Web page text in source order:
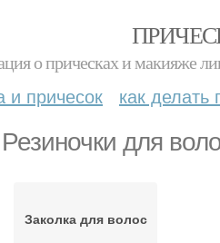
о прическах и макияже
причесок как делать
Резиночки для
Заколка для волос